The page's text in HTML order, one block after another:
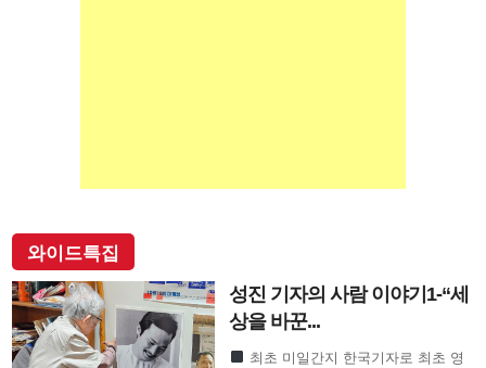
와이드특집
성진 기자의 사람 이야기1-“세
상을 바꾼...
최초 미일간지 한국기자로 최초 영